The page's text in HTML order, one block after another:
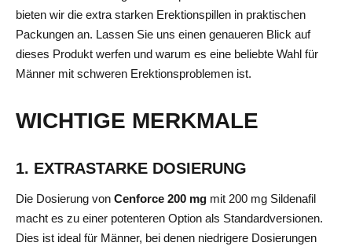
bieten wir die extra starken Erektionspillen in praktischen
Packungen an. Lassen Sie uns einen genaueren Blick auf
dieses Produkt werfen und warum es eine beliebte Wahl für
Männer mit schweren Erektionsproblemen ist.
WICHTIGE MERKMALE
1. EXTRASTARKE DOSIERUNG
Die Dosierung von Cenforce 200 mg mit 200 mg Sildenafil
macht es zu einer potenteren Option als Standardversionen.
Dies ist ideal für Männer, bei denen niedrigere Dosierungen